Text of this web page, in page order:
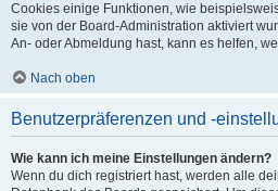
Cookies einige Funktionen, wie
sie von der Board-Administration aktiviert
An- oder Abmeldung hast, kann es helfen,
Nach oben
Benutzerpräferenzen und -
Wie kann ich meine Einstellungen ändern?
Wenn du dich registriert hast, werden alle